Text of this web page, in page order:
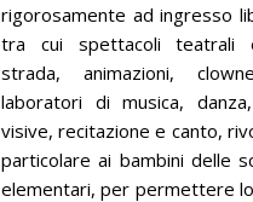
rigorosamente ad ingresso
tra cui spettacoli teatrali
strada, animazioni,
laboratori di musica,
visive, recitazione e canto,
particolare ai bambini delle
elementari, per permettere